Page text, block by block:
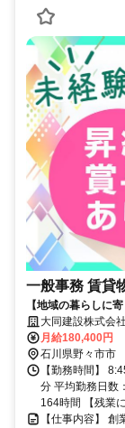
一般事務 賃貸
【地域の暮らしに
家族的な雰囲気■ひ
大同建設株式会社
月給180,400円
石川県野々市市
【勤務時間】
分 平均勤務日数
164時間 【残業
【仕事内容】